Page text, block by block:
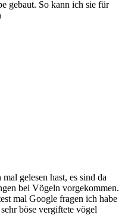
gebaut. So kann ich sie für
gelesen hast, es sind da
bei Vögeln vorgekommen.
mal Google fragen ich habe
böse vergiftete vögel